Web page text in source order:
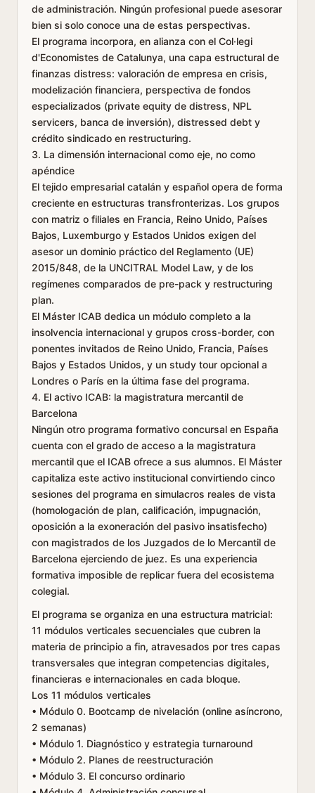
de administración. Ningún profesional puede asesorar
bien si solo conoce una de estas perspectivas.
El programa incorpora, en alianza con el Col·legi
d'Economistes de Catalunya, una capa estructural de
finanzas distress: valoración de empresa en crisis,
modelización financiera, perspectiva de fondos
especializados (private equity de distress, NPL
servicers, banca de inversión), distressed debt y
crédito sindicado en restructuring.
3. La dimensión internacional como eje, no como
apéndice
El tejido empresarial catalán y español opera de forma
creciente en estructuras transfronterizas. Los grupos
con matriz o filiales en Francia, Reino Unido, Países
Bajos, Luxemburgo y Estados Unidos exigen del
asesor un dominio práctico del Reglamento (UE)
2015/848, de la UNCITRAL Model Law, y de los
regímenes comparados de pre-pack y restructuring
plan.
El Máster ICAB dedica un módulo completo a la
insolvencia internacional y grupos cross-border, con
ponentes invitados de Reino Unido, Francia, Países
Bajos y Estados Unidos, y un study tour opcional a
Londres o París en la última fase del programa.
4. El activo ICAB: la magistratura mercantil de
Barcelona
Ningún otro programa formativo concursal en España
cuenta con el grado de acceso a la magistratura
mercantil que el ICAB ofrece a sus alumnos. El Máster
capitaliza este activo institucional convirtiendo cinco
sesiones del programa en simulacros reales de vista
(homologación de plan, calificación, impugnación,
oposición a la exoneración del pasivo insatisfecho)
con magistrados de los Juzgados de lo Mercantil de
Barcelona ejerciendo de juez. Es una experiencia
formativa imposible de replicar fuera del ecosistema
colegial.
El programa se organiza en una estructura matricial:
11 módulos verticales secuenciales que cubren la
materia de principio a fin, atravesados por tres capas
transversales que integran competencias digitales,
financieras e internacionales en cada bloque.
Los 11 módulos verticales
• Módulo 0. Bootcamp de nivelación (online asíncrono,
2 semanas)
• Módulo 1. Diagnóstico y estrategia turnaround
• Módulo 2. Planes de reestructuración
• Módulo 3. El concurso ordinario